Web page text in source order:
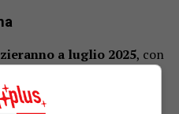
a luglio 2025, con
un tocco internazionale
per ora, rigorosamente